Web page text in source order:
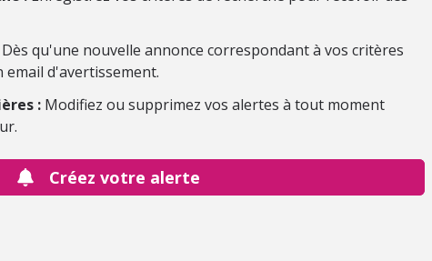
Dès qu'une nouvelle annonce correspondant à vos critères
email d'avertissement.
: Modifiez ou supprimez vos alertes à tout moment
Créez votre alerte